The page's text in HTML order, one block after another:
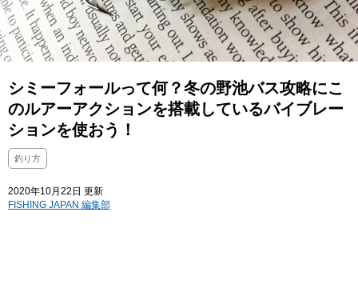
シミーフォールって何？冬の野池バス攻略にこ
のルアーアクションを搭載しているバイブレー
ションを使おう！
釣り方
2020年10月22日 更新
FISHING JAPAN 編集部